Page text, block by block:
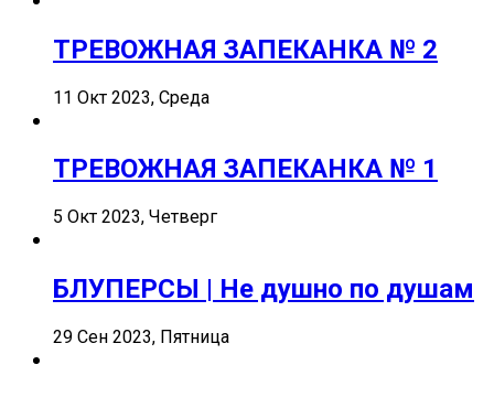
ТРЕВОЖНАЯ ЗАПЕКАНКА № 2
11 Окт 2023, Среда
ТРЕВОЖНАЯ ЗАПЕКАНКА № 1
5 Окт 2023, Четверг
БЛУПЕРСЫ | Не душно по душам
29 Сен 2023, Пятница